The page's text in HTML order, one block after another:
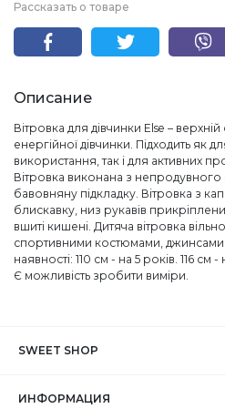
Рассказать о товаре
Описание
Вітровка для дівчинки Else –
енергійної дівчинки. Підходить як
використання, так і для активних
Вітровка виконана з непродувного
бавовняну підкладку. Вітровка з
блискавку, низ рукавів
вшиті кишені. Дитяча вітровка
спортивними костюмами, джинсами
наявності: 110 см - на 5 років. 116 см
Є можливість зробити виміри.
SWEET SHOP
ИНФОРМАЦИЯ